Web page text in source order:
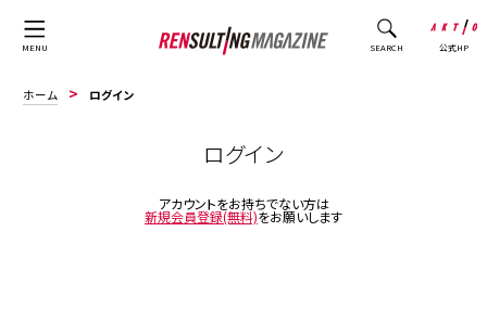
MENU SEARCH 公式HP
ホーム ログイン
ログイン
アカウントをお持ちでない方は
新規会員登録(無料)をお願いします